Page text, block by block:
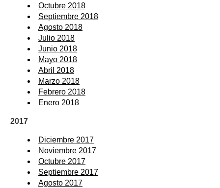
Octubre 2018
Septiembre 2018
Agosto 2018
Julio 2018
Junio 2018
Mayo 2018
Abril 2018
Marzo 2018
Febrero 2018
Enero 2018
2017
Diciembre 2017
Noviembre 2017
Octubre 2017
Septiembre 2017
Agosto 2017